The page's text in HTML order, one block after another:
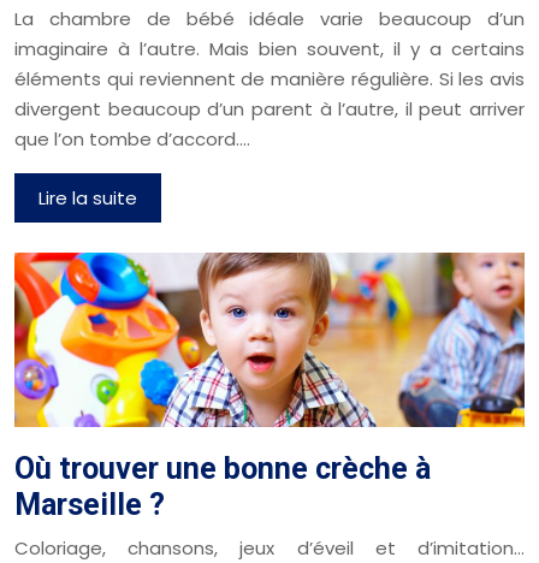
La chambre de bébé idéale varie beaucoup d’un
imaginaire à l’autre. Mais bien souvent, il y a certains
éléments qui reviennent de manière régulière. Si les avis
divergent beaucoup d’un parent à l’autre, il peut arriver
que l’on tombe d’accord….
Lire la suite
Où trouver une bonne crèche à
Marseille ?
Coloriage, chansons, jeux d’éveil et d’imitation…